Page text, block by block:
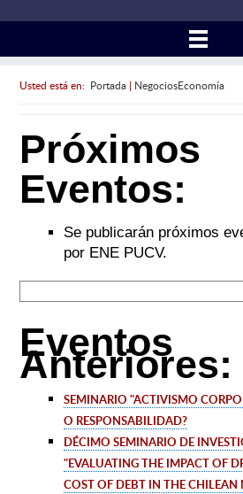
Usted está en: Portada| NegociosEconomía
Próximos
Eventos:
Se publicarán próximos
por ENE PUCV.
Eventos
Anteriores:
SEMINARIO "ACTIVISMO
O RESPONSABILIDAD?
DÉCIMO SEMINARIO DE
"EVALUATING THE IMPACT OF
COST OF DEBT IN THE